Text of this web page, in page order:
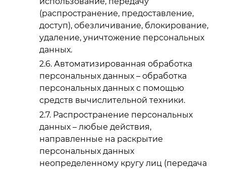
(распространение, предоставление,
доступ), обезличивание, блокирование,
удаление, уничтожение персональных
данных.
Автоматизированная обработка
персональных данных – обработка
персональных данных с помощью
средств вычислительной техники.
Распространение персональных
данных – любые действия,
направленные на раскрытие
персональных данных
неопределенному кругу лиц (передача